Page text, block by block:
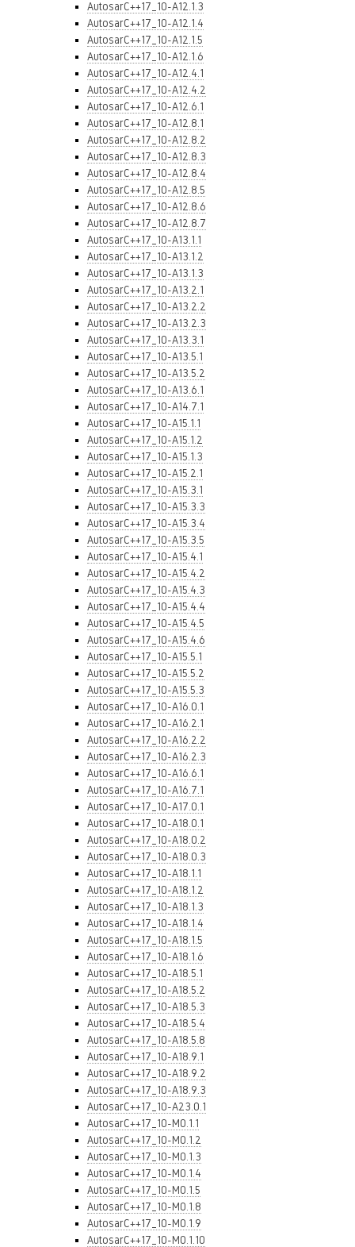
AutosarC++17_10-A12.1.3
AutosarC++17_10-A12.1.4
AutosarC++17_10-A12.1.5
AutosarC++17_10-A12.1.6
AutosarC++17_10-A12.4.1
AutosarC++17_10-A12.4.2
AutosarC++17_10-A12.6.1
AutosarC++17_10-A12.8.1
AutosarC++17_10-A12.8.2
AutosarC++17_10-A12.8.3
AutosarC++17_10-A12.8.4
AutosarC++17_10-A12.8.5
AutosarC++17_10-A12.8.6
AutosarC++17_10-A12.8.7
AutosarC++17_10-A13.1.1
AutosarC++17_10-A13.1.2
AutosarC++17_10-A13.1.3
AutosarC++17_10-A13.2.1
AutosarC++17_10-A13.2.2
AutosarC++17_10-A13.2.3
AutosarC++17_10-A13.3.1
AutosarC++17_10-A13.5.1
AutosarC++17_10-A13.5.2
AutosarC++17_10-A13.6.1
AutosarC++17_10-A14.7.1
AutosarC++17_10-A15.1.1
AutosarC++17_10-A15.1.2
AutosarC++17_10-A15.1.3
AutosarC++17_10-A15.2.1
AutosarC++17_10-A15.3.1
AutosarC++17_10-A15.3.3
AutosarC++17_10-A15.3.4
AutosarC++17_10-A15.3.5
AutosarC++17_10-A15.4.1
AutosarC++17_10-A15.4.2
AutosarC++17_10-A15.4.3
AutosarC++17_10-A15.4.4
AutosarC++17_10-A15.4.5
AutosarC++17_10-A15.4.6
AutosarC++17_10-A15.5.1
AutosarC++17_10-A15.5.2
AutosarC++17_10-A15.5.3
AutosarC++17_10-A16.0.1
AutosarC++17_10-A16.2.1
AutosarC++17_10-A16.2.2
AutosarC++17_10-A16.2.3
AutosarC++17_10-A16.6.1
AutosarC++17_10-A16.7.1
AutosarC++17_10-A17.0.1
AutosarC++17_10-A18.0.1
AutosarC++17_10-A18.0.2
AutosarC++17_10-A18.0.3
AutosarC++17_10-A18.1.1
AutosarC++17_10-A18.1.2
AutosarC++17_10-A18.1.3
AutosarC++17_10-A18.1.4
AutosarC++17_10-A18.1.5
AutosarC++17_10-A18.1.6
AutosarC++17_10-A18.5.1
AutosarC++17_10-A18.5.2
AutosarC++17_10-A18.5.3
AutosarC++17_10-A18.5.4
AutosarC++17_10-A18.5.8
AutosarC++17_10-A18.9.1
AutosarC++17_10-A18.9.2
AutosarC++17_10-A18.9.3
AutosarC++17_10-A23.0.1
AutosarC++17_10-M0.1.1
AutosarC++17_10-M0.1.2
AutosarC++17_10-M0.1.3
AutosarC++17_10-M0.1.4
AutosarC++17_10-M0.1.5
AutosarC++17_10-M0.1.8
AutosarC++17_10-M0.1.9
AutosarC++17_10-M0.1.10